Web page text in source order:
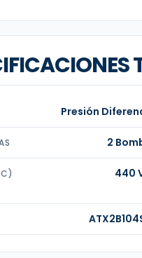
Presión
2
440